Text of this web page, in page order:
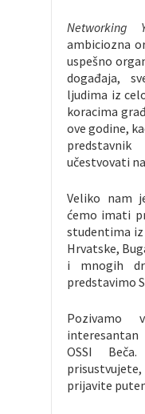
Networking
ambiciozna
uspešno
događaja,
ljudima iz
koracima
ove godine,
učestvovati
Veliko nam
ćemo imati
studentima iz
Hrvatske,
i mnogih
predstavimo
Pozivamo
OSSI
prijavite